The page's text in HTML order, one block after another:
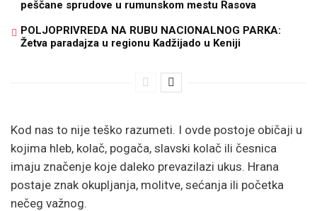
peščane sprudove u rumunskom mestu Rasova
POLJOPRIVREDA NA RUBU NACIONALNOG PARKA:
Žetva paradajza u regionu Kadžijado u Keniji
Kod nas to nije teško razumeti. I ovde postoje običaji u
kojima hleb, kolač, pogača, slavski kolač ili česnica
imaju značenje koje daleko prevazilazi ukus. Hrana
postaje znak okupljanja, molitve, sećanja ili početka
nečeg važnog.